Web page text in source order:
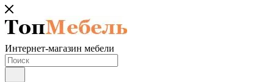
Интернет-магазин мебели